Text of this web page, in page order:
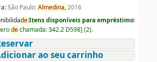
São Paulo:Almedina,2016
de:Itens disponíveis para empréstimo:
dechamada:342.2 D598] (2).
ao seu carrinho